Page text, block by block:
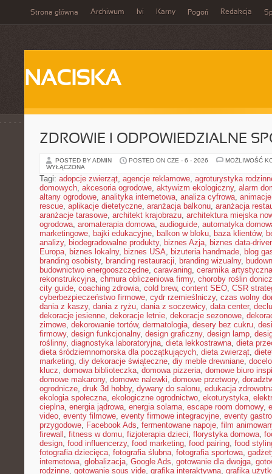
Strona główna Archiwum Ivi Karny Pogoń Redakcja
NACISKA
ZDROWIE I ODPOWIEDZIALNE
POSTED BY ADMIN POSTED ON CZE - 6 - 2026
MOŻLIWOŚĆ
WYŁĄCZONA
Tagi: adopcje zwierząt, agencje reklamowe, agroturystyka
domowych, akcesoria ogrodowe, aktywizm ekologiczny, alarm
altany ogrodowe, analityka internetowa, analiza cyfrowa,
rescue, aplikacje dietetyczne, aranżacja balkonu, aranżacja
aranżacje tarasowe, architekt krajobrazu, architektura miejska
ogrodowa, aromaterapia domowa, audioguide, automatyka
marketingowe, bajki edukacyjne, balkon w bloku, baza klientów,
analizy, biodegradowalne produkty, biznes Azja, biznes data-
Europa, biznes lokalny, biznes USA, bizuteria handmade, blog
branding osobisty, branding restauracji, branding wizualny,
budownictwo energooszczędne, caravaning, ceramika artystyczna
rekonstrukcyjna, chmura obliczeniowa firmy, choroby roślin
city guide, coaching zdrowia, cold brew, content SEO, CSR
cyberbezpieczeństwo firmowe, cydr rzemieślniczy, czas wolny
dania z kaszy, dania z ryżu, dania z soczewicy, data center,
dekoracje jesienne, dekoracje letnie, dekoracje sezonowe,
zimowe, dekorowanie tortów, dermatologia, desery bez cukru,
firmowy, design funkcjonalny, design graficzny, design lamp,
roślinny, diagnostyka laboratoryjna, dieta lekkostrawna, dieta
dieta śródziemnomorska dla początkujących, dieta zwierząt,
marketing, diy dekoracje świąteczne, diy meble drewniane,
klucz, domowa biblioteczka, domowa pizzeria, domowe biuro
domowe makarony, domowe nalewki, domowe przetwory,
ogrodnicze, druk 3d hobby, dywany do salonu, edukacja
ekologia społeczna, ekologiczne ogrodnictwo, ekoturystyka,
cieplna, energia jądrowa, energia solarna, escape room domowy,
video, eventy filmowe, eventy firmowe integracyjne, eventy
przygodowe, Facebook Ads, fermentowane napoje, film
firewall , fitness w domu, fizjoterapia dzieci, florystyka domowa,
design, food influencerzy, food marketing, food pairing, food
fotografia dziecięca, fotografia ślubna, fotografia sportowa,
internetowa, globalizacja, Google Ads, gotowanie dla dwojga,
rodzinne, gotowanie sous vide, grafika interaktywna, grafika